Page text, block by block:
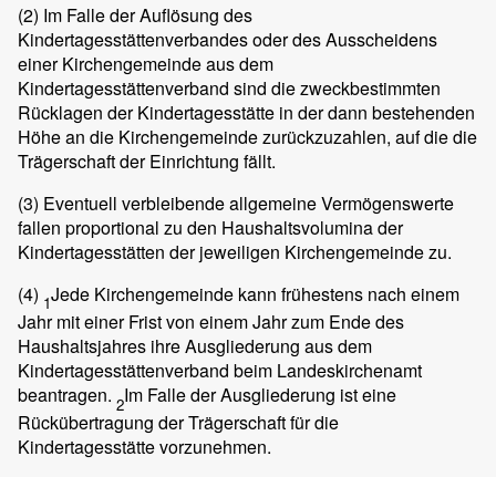
(2) Im Falle der Auflösung des
Kindertagesstättenverbandes oder des Ausscheidens
einer Kirchengemeinde aus dem
Kindertagesstättenverband sind die zweckbestimmten
Rücklagen der Kindertagesstätte in der dann bestehenden
Höhe an die Kirchengemeinde zurückzuzahlen, auf die die
Trägerschaft der Einrichtung fällt.
(3) Eventuell verbleibende allgemeine Vermögenswerte
fallen proportional zu den Haushaltsvolumina der
Kindertagesstätten der jeweiligen Kirchengemeinde zu.
(4) 1Jede Kirchengemeinde kann frühestens nach einem
Jahr mit einer Frist von einem Jahr zum Ende des
Haushaltsjahres ihre Ausgliederung aus dem
Kindertagesstättenverband beim Landeskirchenamt
beantragen. 2Im Falle der Ausgliederung ist eine
Rückübertragung der Trägerschaft für die
Kindertagesstätte vorzunehmen.